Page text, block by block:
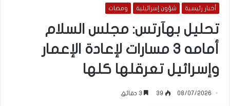
أخبار رئيسية شؤون إسرائيلية ومضات
تحليل بهآرتس: مجلس السلام
أمامه 3 مسارات لإعادة الإعمار
وإسرائيل تعرقلها كلها
08/07/2026
39